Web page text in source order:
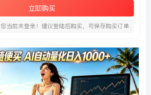
立即购买
您当前未登录！建议登陆后购买，可保存购买订单